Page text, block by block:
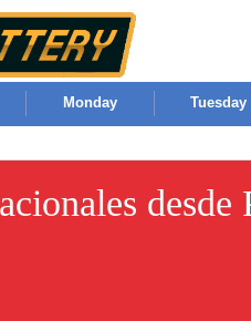
Monday Tuesday
desde